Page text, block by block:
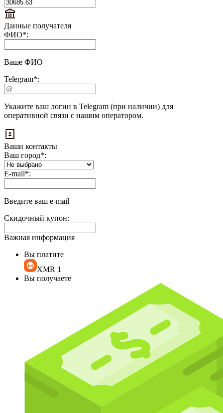
Данные получателя
ФИО*:
Ваше ФИО
Telegram*:
Укажите ваш логин в Telegram (при наличии) для
оперативной связи с нашим оператором.
Ваши контакты
Ваш город*:
Выплаты
доп.
поле:
E-mail*:
Введите ваш e-mail
Скидочный купон:
Важная информация
Вы платите
XMR 1
Вы получаете